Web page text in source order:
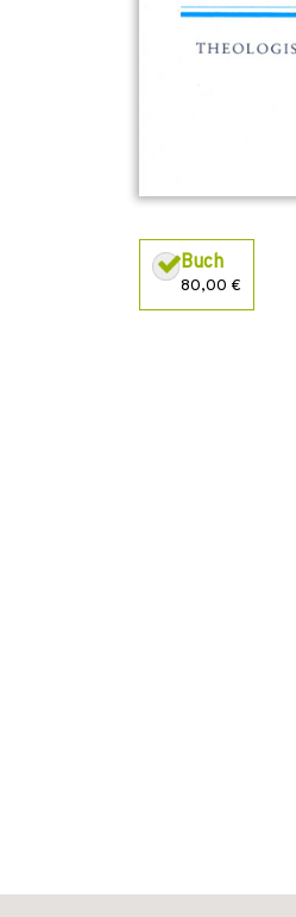
Buch
80,00 €